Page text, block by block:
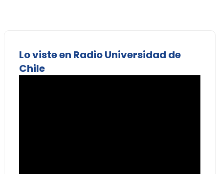
Lo viste en Radio Universidad de
Chile